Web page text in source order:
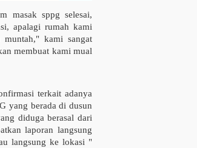
masak sppg selesai,
apalagi rumah kami
kami sangat
membuat kami mual
terkait adanya
yang berada di dusun
diduga berasal dari
laporan langsung
langsung ke lokasi "